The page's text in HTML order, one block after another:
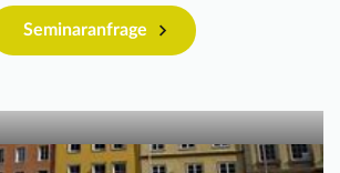
Seminaranfrage